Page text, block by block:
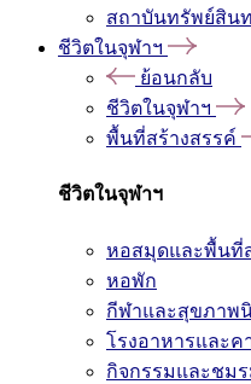
สถาบันทรัพย์สิน
ชีวิตในจุฬาฯ
ย้อนกลับ
ชีวิตในจุฬาฯ
พื้นที่สร้างสรรค์
ชีวิตในจุฬาฯ
หอสมุดและพื้นที่
หอพัก
กีฬาและสุขภาพ
โรงอาหารและค
กิจกรรมและชมร